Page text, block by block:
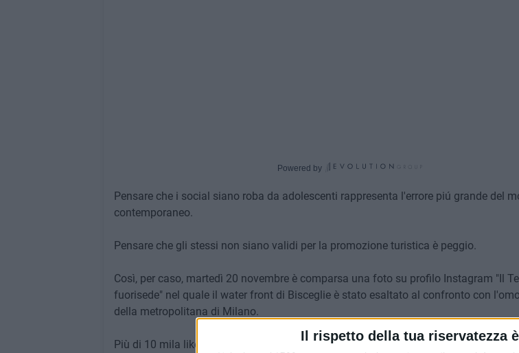
Il rispetto della tua riservatezza
Powered by
Pensare che i social siano roba da adolescenti rappresenta l'errore piú grande del
contemporaneo.
Pensare che gli stessi non siano validi per la promozione turistica è peggio.
Così, per caso, martedì 20 novembre è comparsa una foto su profilo Instagram "Il
fuorisede" nel quale il water front di Bisceglie è stato esaltato al confronto con
della metropolitana di Milano.
Più di 10 mila likes a fronte di centinaia di migliaia di visualizzazioni,